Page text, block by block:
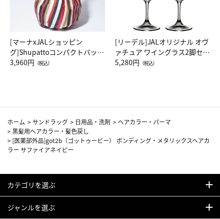
[マーナxJALショッピン
グ]Shupattoコンパクトバッグ
Drop JAL客室乗務員（LC）ス
3,960円 （税込）
[リーデル]JALオリジナル オヴ
ァチュア ワイングラス2脚セッ
ト（レッドワイン）
5,280円 （税込）
ホーム >サンドラッグ > 日用品・洗剤 > ヘアカラー・パーマ
>黒髪用ヘアカラー・髪色戻し
> [医薬部外品]got2b（ゴットゥービー） ボンディング・メタリックスヘアカ
ラー サファイアネイビー
カテゴリを選ぶ
ジャンルを選ぶ